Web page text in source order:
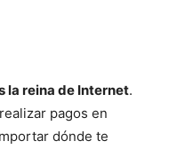
la reina de Internet.
pagos en
dónde te